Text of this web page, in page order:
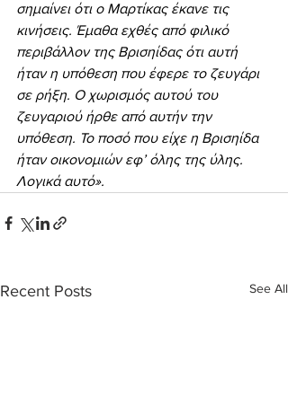
σημαίνει ότι ο Μαρτίκας έκανε τις
κινήσεις. Έμαθα εχθές από φιλικό
περιβάλλον της Βρισηίδας ότι αυτή
ήταν η υπόθεση που έφερε το ζευγάρι
σε ρήξη. Ο χωρισμός αυτού του
ζευγαριού ήρθε από αυτήν την
υπόθεση. Το ποσό που είχε η Βρισηίδα
ήταν οικονομιών εφ’ όλης της ύλης.
Λογικά αυτό».
Recent Posts See All